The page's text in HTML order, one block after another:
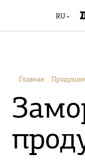
RU
Главная